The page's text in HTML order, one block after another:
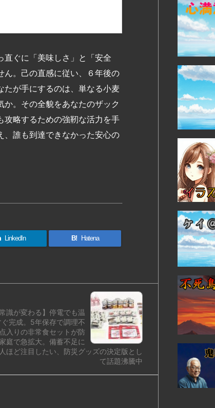
直ぐに「美味しさ」と「安全
ん。己の直感に従い、６年後の
たが手にするのは、単なる小麦
。その全貌をあなたのザック
攻略するための強靭な活力を手
、誰も到達できなかった安心の
LinkedIn B! Hatena
識が変わる】停電でも温
完成。5年保存で調理不
入りの非常食セットが防
庭で急拡大。備蓄不足に
ほど注目したい、防災グッズの決定版とし
て話題沸騰中